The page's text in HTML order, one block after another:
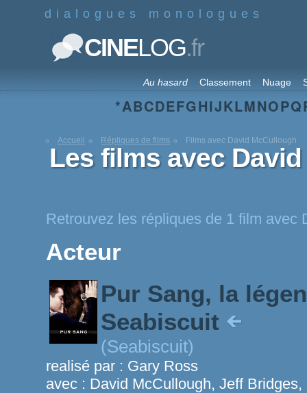
dialogues monologues
CINELOG.fr
Au hasard Classement Nuage
*ABCDEFGHIJKLMNOPQ
Accueil Répliques de films Films avec David McCullough
Les films avec
Retrouvez les répliques de 1 film avec
Acteur
Pur Sang, la
Seabiscuit
(Seabiscuit)
realisé par : Gary Ross
avec : David McCullough, Jeff